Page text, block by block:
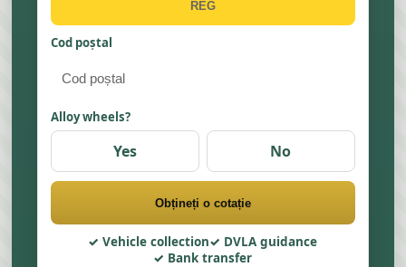
Cod poștal
Alloy wheels?
Yes No
Obțineți o cotație
Vehicle collection
DVLA guidance
Bank transfer